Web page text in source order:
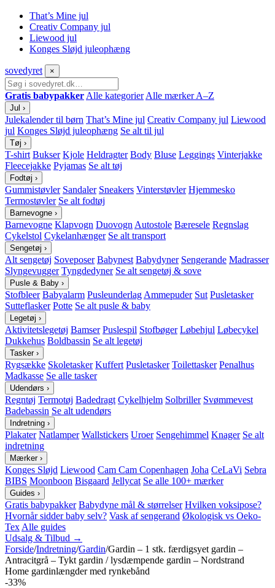
That’s Mine jul
Creativ Company jul
Liewood jul
Konges Sløjd juleophæng
sovedyret ×
Gratis babypakker Alle kategorier Alle mærker A–Z
Jul ›
Julekalender til børn That’s Mine jul Creativ Company jul Liewood
jul Konges Sløjd juleophæng Se alt til jul
Tøj ›
T-shirt Bukser Kjole Heldragter Body Bluse Leggings Vinterjakke
Fleecejakke Pyjamas Se alt tøj
Fodtøj ›
Gummistøvler Sandaler Sneakers Vinterstøvler Hjemmesko
Termostøvler Se alt fodtøj
Barnevogne ›
Barnevogne Klapvogn Duovogn Autostole Bæresele Regnslag
Cykelstol Cykelanhænger Se alt transport
Sengetøj ›
Alt sengetøj Soveposer Babynest Babydyner Sengerande Madrasser
Slyngevugger Tyngdedyner Se alt sengetøj & sove
Pusle & Baby ›
Stofbleer Babyalarm Pusleunderlag Ammepuder Sut Pusletasker
Sutteflasker Potte Se alt pusle & baby
Legetøj ›
Aktivitetslegetøj Bamser Puslespil Stofbøger Løbehjul Løbecykel
Dukkehus Boldbassin Se alt legetøj
Tasker ›
Rygsække Skoletasker Kuffert Pusletasker Toilettasker Penalhus
Madkasse Se alle tasker
Udendørs ›
Regntøj Termotøj Badedragt Cykelhjelm Solbriller Svømmevest
Badebassin Se alt udendørs
Indretning ›
Plakater Natlamper Wallstickers Uroer Sengehimmel Knager Se alt
indretning
Mærker ›
Konges Sløjd Liewood Cam Cam Copenhagen Joha CeLaVi Sebra
BIBS Moonboon Bisgaard Jellycat Se alle 100+ mærker
Guides ›
Gratis babypakker Babydyne mål & størrelser Hvilken voksipose?
Hvornår sidder baby selv? Vask af sengerand Økologisk vs Oeko-
Tex Alle guides
Udsalg & Tilbud →
Forside/Indretning/Gardin/Gardin – 1 stk. færdigsyet gardin –
Antracitgrå – Tykt gardin / lysdæmpende gardin – Nordstrand
Home gardinlængder med rynkebånd
-33%